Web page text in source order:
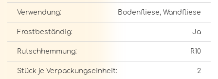
Verwendung: Bodenfliese, Wandfliese
Frostbeständig: Ja
Rutschhemmung: R10
Stück je Verpackungseinheit: 2